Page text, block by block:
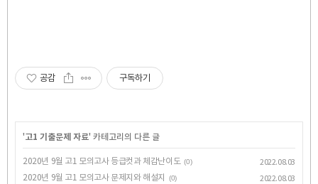
공감 구독하기
'고1 기출문제 자료' 카테고리의 다른 글
2020년 9월 고1 모의고사 등급컷과 체감난이도 (0)
2022.08.03
2020년 9월 고1 모의고사 문제지와 해설지
(0)
2022.08.03